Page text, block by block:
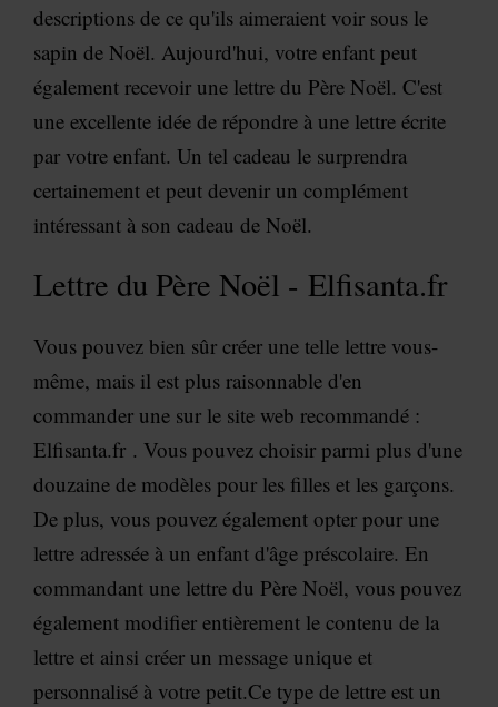
descriptions de ce qu'ils aimeraient voir sous le
sapin de Noël. Aujourd'hui, votre enfant peut
également recevoir une lettre du Père Noël. C'est
une excellente idée de répondre à une lettre écrite
par votre enfant. Un tel cadeau le surprendra
certainement et peut devenir un complément
intéressant à son cadeau de Noël.
Lettre du Père Noël - Elfisanta.fr
Vous pouvez bien sûr créer une telle lettre vous-
même, mais il est plus raisonnable d'en
commander une sur le site web recommandé :
Elfisanta.fr . Vous pouvez choisir parmi plus d'une
douzaine de modèles pour les filles et les garçons.
De plus, vous pouvez également opter pour une
lettre adressée à un enfant d'âge préscolaire. En
commandant une lettre du Père Noël, vous pouvez
également modifier entièrement le contenu de la
lettre et ainsi créer un message unique et
personnalisé à votre petit.Ce type de lettre est un